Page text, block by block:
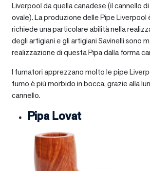
Liverpool da quella canadese (il cannello
ovale). La produzione delle Pipe Liverpool
richiede una particolare abilità nella
degli artigiani e gli artigiani Savinelli sono
realizzazione di questa Pipa dalla forma
I fumatori apprezzano molto le pipe
fumo è più morbido in bocca, grazie alla
cannello.
Pipa Lovat